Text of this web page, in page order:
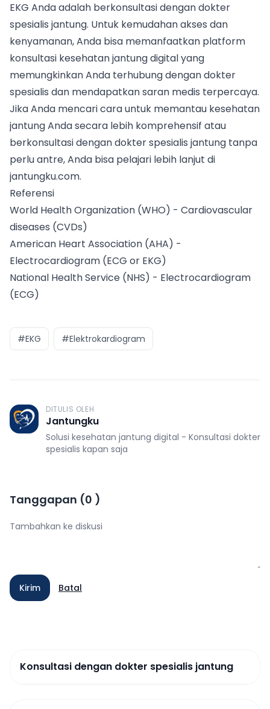
EKG Anda adalah berkonsultasi dengan dokter
spesialis jantung. Untuk kemudahan akses dan
kenyamanan, Anda bisa memanfaatkan platform
konsultasi kesehatan jantung digital yang
memungkinkan Anda terhubung dengan dokter
spesialis dan mendapatkan saran medis terpercaya.
Jika Anda mencari cara untuk memantau kesehatan
jantung Anda secara lebih komprehensif atau
berkonsultasi dengan dokter spesialis jantung tanpa
perlu antre, Anda bisa pelajari lebih lanjut di
jantungku.com.
Referensi
World Health Organization (WHO) - Cardiovascular
diseases (CVDs)
American Heart Association (AHA) -
Electrocardiogram (ECG or EKG)
National Health Service (NHS) - Electrocardiogram
(ECG)
#EKG #Elektrokardiogram
J
DITULIS OLEH
Jantungku
Solusi kesehatan jantung digital - Konsultasi dokter
spesialis kapan saja
Tanggapan (0 )
Kirim Batal
Konsultasi dengan dokter spesialis jantung